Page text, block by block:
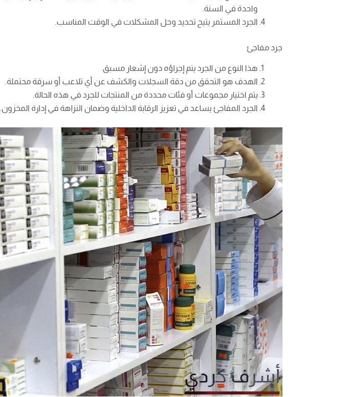
واحدة في السنة.
الجرد المستمر يتيح تحديد وحل المشكلات في الوقت المناسب.
جرد مفاجئ
هذا النوع من الجرد يتم إجراؤه دون إشعار مسبق.
الهدف هو التحقق من دقة السجلات والكشف عن أي تلاعب أو سرقة محتملة.
يتم اختيار مجموعات أو فئات محددة من المنتجات للجرد في هذه الحالة.
الجرد المفاجئ يساعد في تعزيز الرقابة الداخلية وضمان النزاهة في إدارة المخزون.